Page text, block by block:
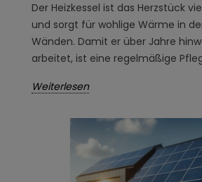
Der Heizkessel ist das Herzstück
und sorgt für wohlige Wärme in
Wänden. Damit er über Jahre
arbeitet, ist eine regelmäßige
Weiterlesen